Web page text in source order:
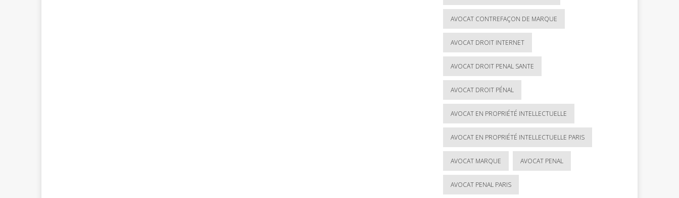
AVOCAT CONTREFAÇON DE MARQUE
AVOCAT DROIT INTERNET
AVOCAT DROIT PENAL SANTE
AVOCAT DROIT PÉNAL
AVOCAT EN PROPRIÉTÉ INTELLECTUELLE
AVOCAT EN PROPRIÉTÉ INTELLECTUELLE PARIS
AVOCAT MARQUE AVOCAT PENAL
AVOCAT PENAL PARIS